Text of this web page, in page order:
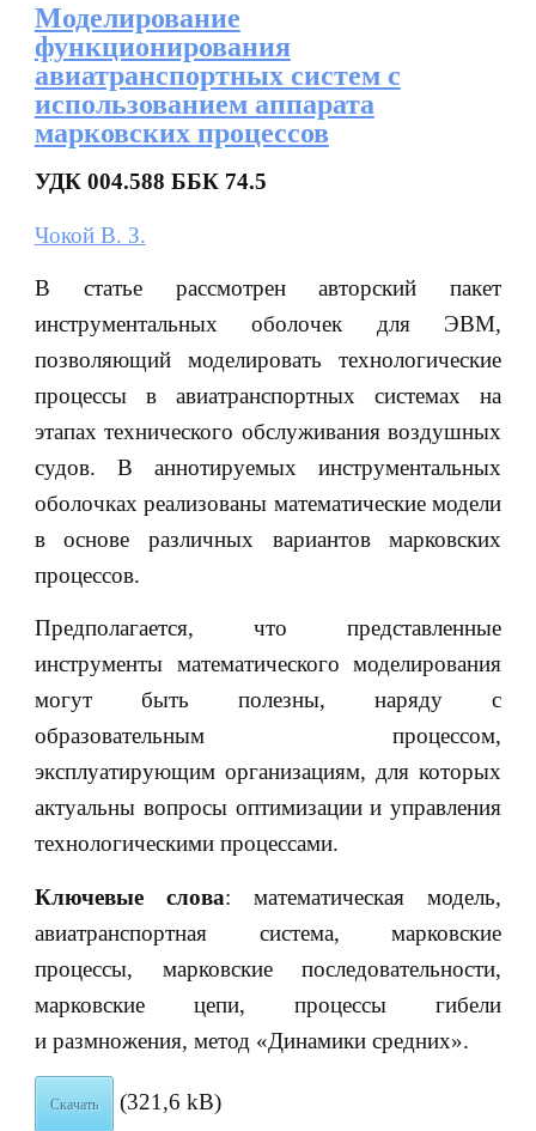
Моделирование
функционирования
авиатранспортных систем с
использованием аппарата
марковских процессов
УДК 004.588 ББК 74.5
Чокой В. З.
В статье рассмотрен авторский пакет
инструментальных оболочек для ЭВМ,
позволяющий моделировать технологические
процессы в авиатранспортных системах на
этапах технического обслуживания воздушных
судов. В аннотируемых инструментальных
оболочках реализованы математические модели
в основе различных вариантов марковских
процессов.
Предполагается, что представленные
инструменты математического моделирования
могут быть полезны, наряду с
образовательным процессом,
эксплуатирующим организациям, для которых
актуальны вопросы оптимизации и управления
технологическими процессами.
Ключевые слова: математическая модель,
авиатранспортная система, марковские
процессы, марковские последовательности,
марковские цепи, процессы гибели
и размножения, метод «Динамики средних».
Скачать (321,6 kB)